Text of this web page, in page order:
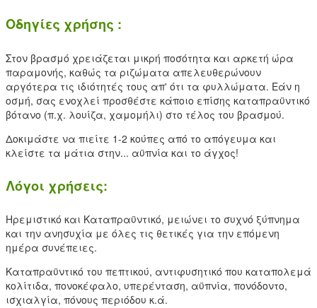
Οδηγίες χρήσης :
Στον βρασμό χρειάζεται μικρή ποσότητα και αρκετή ώρα
παραμονής, καθώς τα ριζώματα απελευθερώνουν
αργότερα τις ιδιότητές τους απ' ότι τα φυλλώματα. Εάν η
οσμή, σας ενοχλεί προσθέστε κάποιο επίσης καταπραϋντικό
βότανο (π.χ. λουίζα, χαμομήλι) στο τέλος του βρασμού.
Δοκιμάστε να πιείτε 1-2 κούπες από το απόγευμα και
κλείστε τα μάτια στην... αϋπνία και το άγχος!
Λόγοι χρήσεις:
Ηρεμιστικό και Καταπραϋντικό, μειώνει το συχνό ξύπνημα
και την ανησυχία με όλες τις θετικές για την επόμενη
ημέρα συνέπειες.
Καταπραϋντικό του πεπτικού, αντιφυσητικό που καταπολεμά
κολίτιδα, πονοκέφαλο, υπερένταση, αϋπνία, πονόδοντο,
ισχιαλγία, πόνους περιόδου κ.ά.